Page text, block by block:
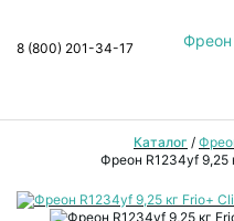
Фреон
8 (800) 201-34-17
Каталог /
Фреон R1234yf 9,25